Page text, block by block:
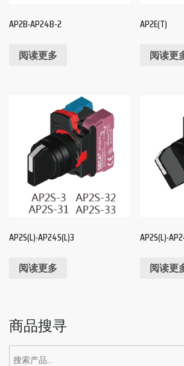
AP2B‧AP24B-2
阅读更多
AP2E(T)
阅读更
AP2S(L)‧AP24S(L)3
阅读更多 阅读更
商品搜寻